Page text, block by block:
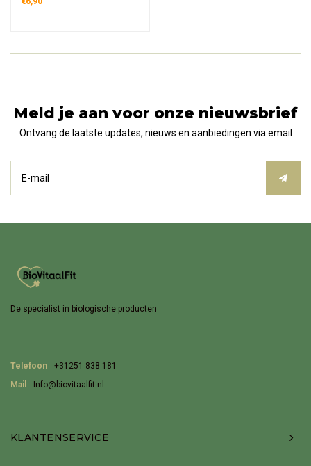
Meld je aan voor onze nieuwsbrief
Ontvang de laatste updates, nieuws en aanbiedingen via email
De specialist in biologische producten
Telefoon
+31251 838 181
Mail
Info@biovitaalfit.nl
KLANTENSERVICE